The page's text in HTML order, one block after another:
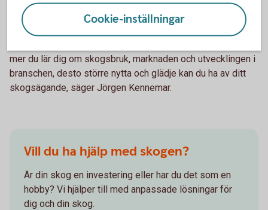
Skog växer långsamt och beslut som fattas idag kan
påverka resultatet under många år framöver.
mer du lär dig om skogsbruk, marknaden och utvecklingen i
branschen, desto större nytta och glädje kan du ha av ditt
skogsägande, säger Jörgen Kennemar.
Vill du ha hjälp med skogen?
Är din skog en investering eller har du det som en
hobby? Vi hjälper till med anpassade lösningar för
dig och din skog.
Cookie-inställningar